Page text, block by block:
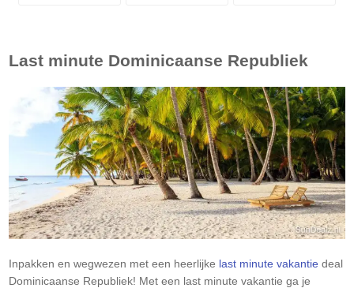
Last minute Dominicaanse Republiek
Inpakken en wegwezen met een heerlijke last minute vakantie deal
Dominicaanse Republiek! Met een last minute vakantie ga je